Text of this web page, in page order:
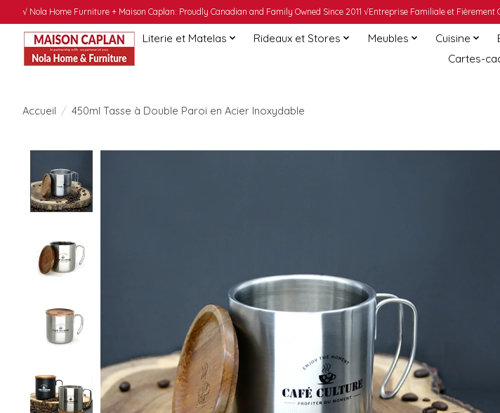
√ Nola Home Furniture + Maison Caplan: Proudly Canadian and Family Owned Since 2011 √Entreprise Familiale et Fièrement
Literie et Matelas Rideaux et Stores Meubles Cuisine
Cartes-
Accueil / 450ml Tasse à Double Paroi en Acier Inoxydable